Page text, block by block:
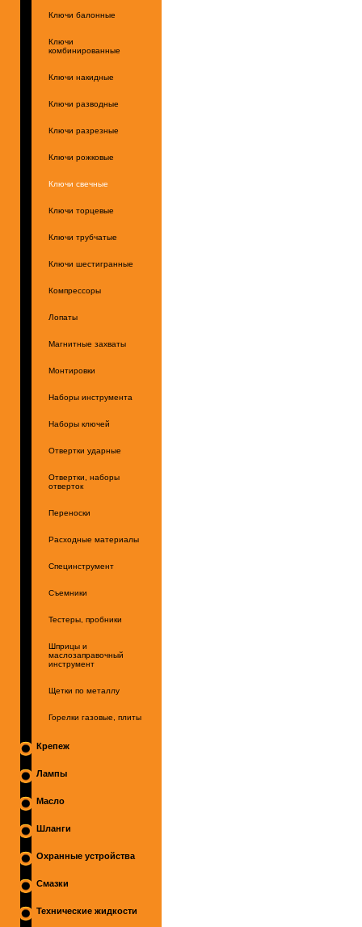
Ключи балонные
Ключи
комбинированные
Ключи накидные
Ключи разводные
Ключи разрезные
Ключи рожковые
Ключи свечные
Ключи торцевые
Ключи трубчатые
Ключи шестигранные
Компрессоры
Лопаты
Магнитные захваты
Монтировки
Наборы инструмента
Наборы ключей
Отвертки ударные
Отвертки, наборы
отверток
Переноски
Расходные материалы
Специнструмент
Съемники
Тестеры, пробники
Шприцы и
маслозаправочный
инструмент
Щетки по металлу
Горелки газовые, плиты
Крепеж
Лампы
Масло
Шланги
Охранные устройства
Смазки
Технические жидкости